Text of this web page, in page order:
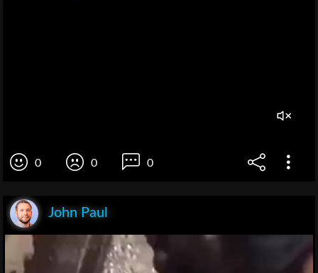
0 0 0
John Paul